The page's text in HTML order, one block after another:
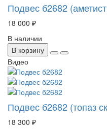
Подвес б2682
18 000 ₽
В наличии
В корзину
Видео
Подвес б2682 (топаз
18 300 ₽